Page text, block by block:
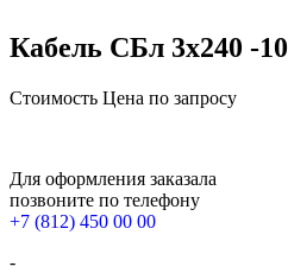
Кабель СБл 3х240 -10
Стоимость Цена по запросу
Для оформления заказала
позвоните по телефону
+7 (812) 450 00 00
-